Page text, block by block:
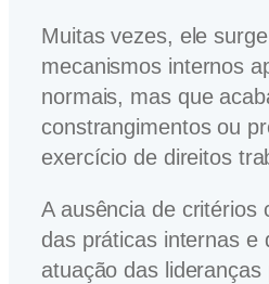
Muitas vezes, ele
mecanismos internos
normais, mas que
constrangimentos ou
exercício de direitos
A ausência de critérios
das práticas internas e
atuação das